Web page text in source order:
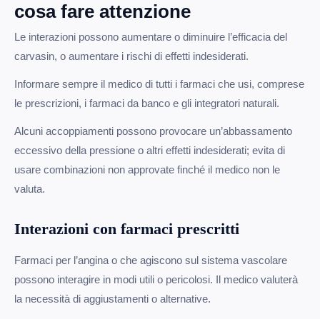
cosa fare attenzione
Le interazioni possono aumentare o diminuire l’efficacia del
carvasin, o aumentare i rischi di effetti indesiderati.
Informare sempre il medico di tutti i farmaci che usi, comprese
le prescrizioni, i farmaci da banco e gli integratori naturali.
Alcuni accoppiamenti possono provocare un’abbassamento
eccessivo della pressione o altri effetti indesiderati; evita di
usare combinazioni non approvate finché il medico non le
valuta.
Interazioni con farmaci prescritti
Farmaci per l’angina o che agiscono sul sistema vascolare
possono interagire in modi utili o pericolosi. Il medico valuterà
la necessità di aggiustamenti o alternative.